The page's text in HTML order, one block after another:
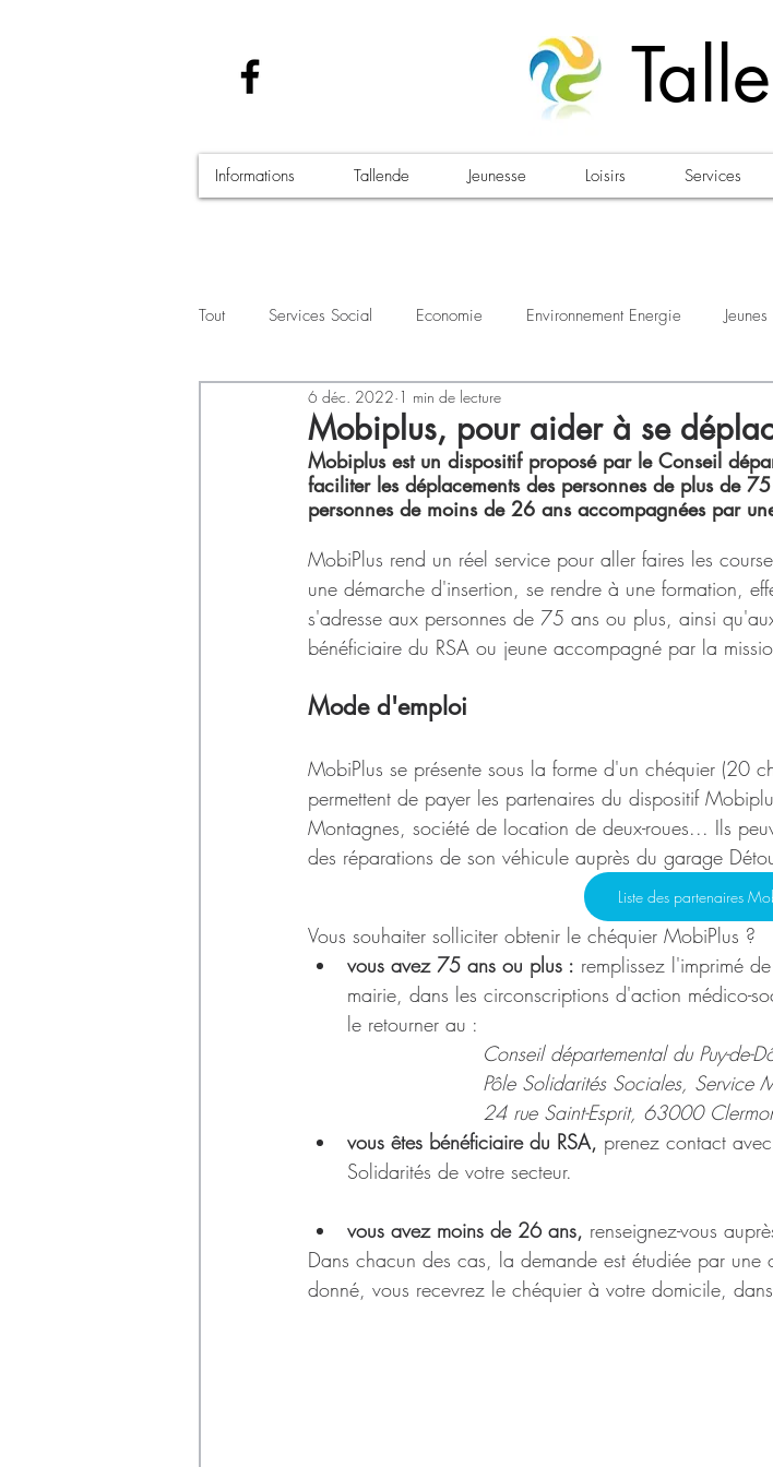
Informations Tallende Jeunesse Loisirs Services
Tout Services Social Economie Environnement Energie
Santé - Covid-19 Culture Manifestations
Mobiplus, pour aider à se
6 déc. 2022 1 min de lecture
Mobiplus est un dispositif proposé par le Conseil
faciliter les déplacements des personnes de plus de
personnes de moins de 26 ans accompagnées par
MobiPlus rend un réel service pour aller faires les
une démarche d'insertion, se rendre à une formation,
s'adresse aux personnes de 75 ans ou plus, ainsi
bénéficiaire du RSA ou jeune accompagné par la
Mode d'emploi
MobiPlus se présente sous la forme d'un chéquier (20
permettent de payer les partenaires du dispositif
Montagnes, société de location de deux-roues... Ils
des réparations de son véhicule auprès du garage
Liste des partenaires
Vous souhaiter solliciter obtenir le chéquier MobiPlus ?
vous avez 75 ans ou plus : remplissez l'imprimé
mairie, dans les circonscriptions d'action médico-
le retourner au :
Conseil départemental du Puy-de-
Pôle Solidarités Sociales, Service
24 rue Saint-Esprit, 63000
vous êtes bénéficiaire du RSA, prenez contact
Solidarités de votre secteur.
vous avez moins de 26 ans, renseignez-vous
Dans chacun des cas, la demande est étudiée par une
donné, vous recevrez le chéquier à votre domicile,